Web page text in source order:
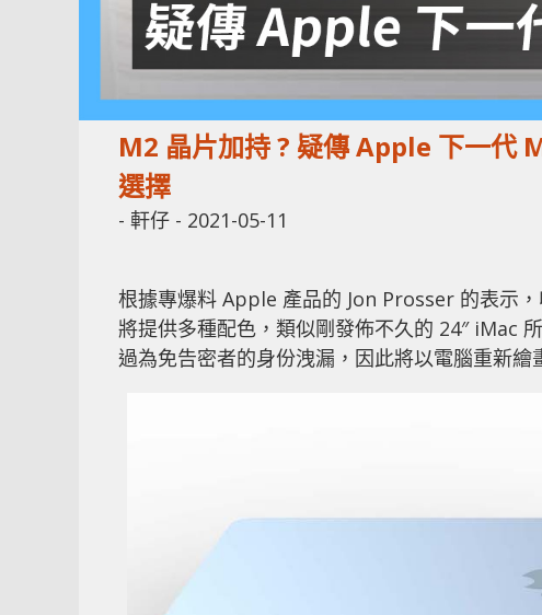
M2 晶片加持 ? 疑傳 Apple 下一代
選擇
- 軒仔 - 2021-05-11
根據專爆料 Apple 產品的 Jon Prosser 的表示
將提供多種配色，類似剛發佈不久的 24″ iMac
過為免告密者的身份洩漏，因此將以電腦重新繪